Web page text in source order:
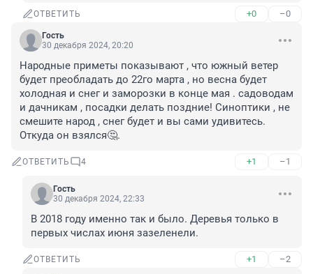
ОТВЕТИТЬ +0 –0
Гость
30 декабря 2024, 20:20
Народные приметы показывают , что южный ветер
будет преобладать до 22го марта , но весна будет
холодная и снег и заморозки в конце мая . садоводам
и дачникам , посадки делать поздние! Синоптики , не
смешите народ , снег будет и вы сами удивитесь.
Откуда он взялся🤔.
ОТВЕТИТЬ 4 +1 –1
Гость
30 декабря 2024, 22:33
В 2018 году именно так и было. Деревья только в
первых числах июня зазеленели.
ОТВЕТИТЬ +1 –2